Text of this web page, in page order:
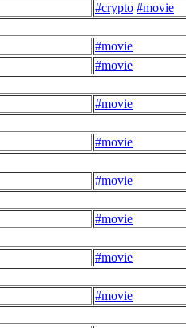
#crypto #movie
#movie
#movie
#movie
#movie
#movie
#movie
#movie
#movie